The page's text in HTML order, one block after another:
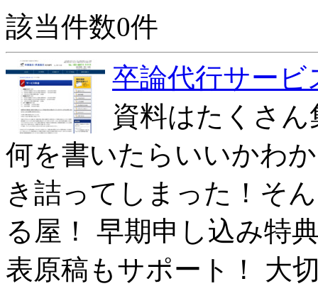
該当件数0件
卒論代行サービ
資料はたくさ
何を書いたらいいかわ
き詰ってしまった！そ
る屋！ 早期申し込み特
表原稿もサポート！ 大